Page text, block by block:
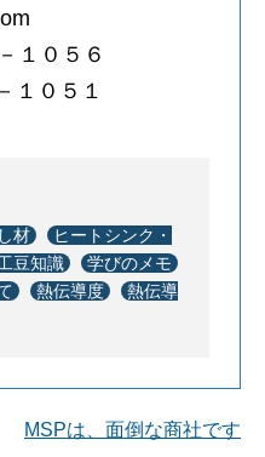
１０５６
１０５１
材
ヒートシンク・
豆知識
学びのメモ
熱伝導度
熱伝導
MSPは、面倒な商社です